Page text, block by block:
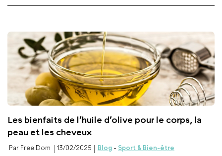
Les bienfaits de l’huile d’olive pour le corps, la
peau et les cheveux
Par Free Dom 13/02/2025 Blog- Sport & Bien-être